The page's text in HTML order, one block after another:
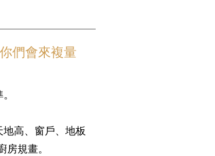
們會來複量
高、窗戶、地板
規畫。